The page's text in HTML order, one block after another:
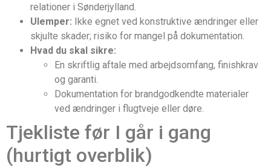
relationer i Sønderjylland.
Ulemper: Ikke egnet ved konstruktive ændringer eller
skjulte skader; risiko for mangel på dokumentation.
Hvad du skal sikre:
En skriftlig aftale med arbejdsomfang, finishkrav
og garanti.
Dokumentation for brandgodkendte materialer
ved ændringer i flugtveje eller døre.
Tjekliste før I går i gang
(hurtigt overblik)